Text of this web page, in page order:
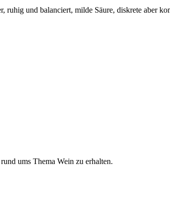
und balanciert, milde Säure, diskrete aber
ums Thema Wein zu erhalten.